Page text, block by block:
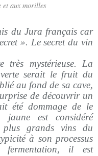
et aux morilles
du Jura français car
». Le secret du vin
très mystérieuse. La
serait le fruit du
au fond de sa cave,
de découvrir un
été dommage de le
est considéré
plus grands vins du
à son processus
fermentation, il est